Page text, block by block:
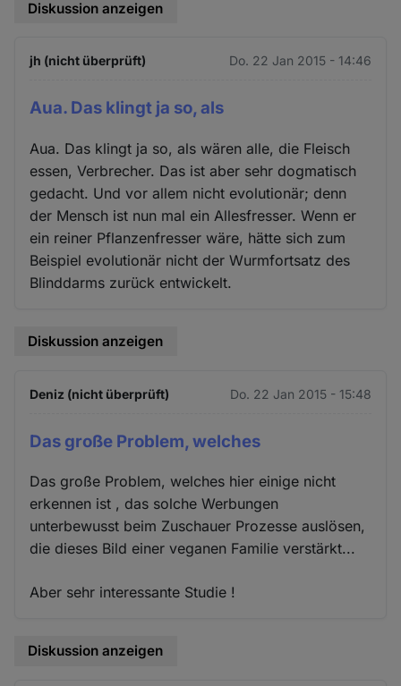
Diskussion anzeigen
jh (nicht überprüft) Do. 22 Jan 2015 - 14:46
Aua. Das klingt ja so, als
Aua. Das klingt ja so, als wären alle, die Fleisch
essen, Verbrecher. Das ist aber sehr dogmatisch
gedacht. Und vor allem nicht evolutionär; denn
der Mensch ist nun mal ein Allesfresser. Wenn er
ein reiner Pflanzenfresser wäre, hätte sich zum
Beispiel evolutionär nicht der Wurmfortsatz des
Blinddarms zurück entwickelt.
Diskussion anzeigen
Deniz (nicht überprüft) Do. 22 Jan 2015 - 15:48
Das große Problem, welches
Das große Problem, welches hier einige nicht
erkennen ist , das solche Werbungen
unterbewusst beim Zuschauer Prozesse auslösen,
die dieses Bild einer veganen Familie verstärkt...
Aber sehr interessante Studie !
Diskussion anzeigen